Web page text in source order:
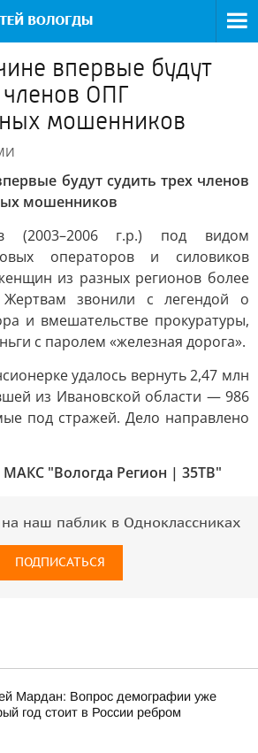
впервые будут
членов ОПГ
мошенников
будут судить трех членов
мошенников
(2003–2006 г.р.) под видом
операторов и силовиков
из разных регионов более
звонили с легендой о
и вмешательстве прокуратуры,
с паролем «железная дорога».
удалось вернуть 2,47 млн
из Ивановской области — 986
под стражей. Дело направлено
МАКС "Вологда Регион | 35ТВ"
наш паблик в Одноклассниках
ПОДПИСАТЬСЯ
Мардан: Вопрос демографии уже
год стоит в России ребром